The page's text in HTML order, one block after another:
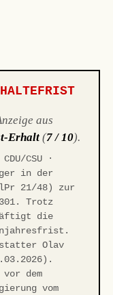
aus
Erhalt (7 / 10).
CSU ·
in der
21/48) zur
Trotz
die
Olav
dem
vom